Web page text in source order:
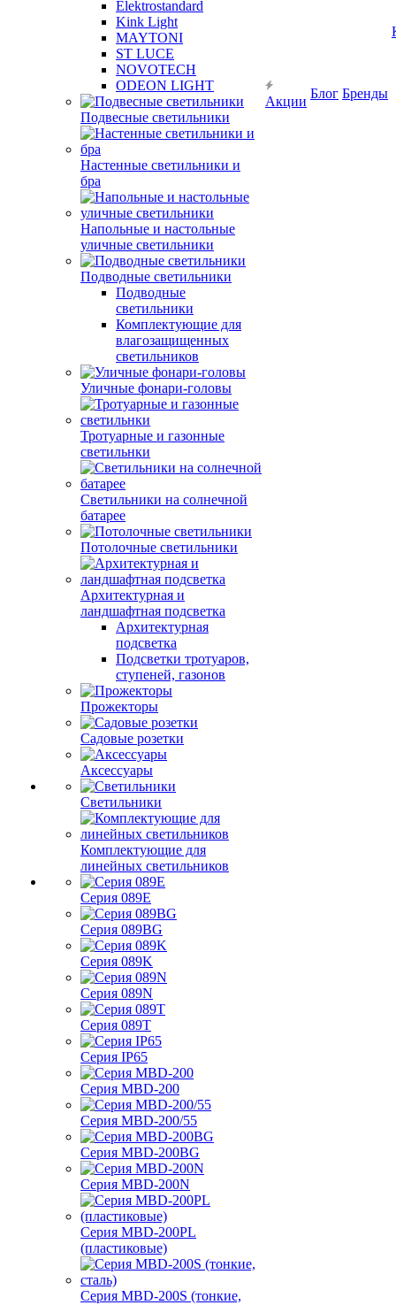
Elektrostandard
Kink Light
MAYTONI
ST LUCE
NOVOTECH
ODEON LIGHT
Подвесные светильники
Настенные светильники и
бра
Напольные и настольные
уличные светильники
Подводные светильники
Подводные
светильники
Комплектующие для
влагозащищенных
светильников
Уличные фонари-головы
Тротуарные и газонные
светильнки
Светильники на солнечной
батарее
Потолочные светильники
Архитектурная и
ландшафтная подсветка
Архитектурная
подсветка
Подсветки тротуаров,
ступеней, газонов
Прожекторы
Садовые розетки
Аксессуары
Светильники
Комплектующие для
линейных светильников
Серия 089E
Серия 089BG
Серия 089K
Серия 089N
Серия 089T
Серия IP65
Серия MBD-200
Серия MBD-200/55
Серия MBD-200BG
Серия MBD-200N
Серия MBD-200PL
(пластиковые)
Серия MBD-200S (тонкие,
Акции
Блог Бренды